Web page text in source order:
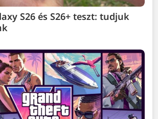
S26 és S26+ teszt: tudjuk